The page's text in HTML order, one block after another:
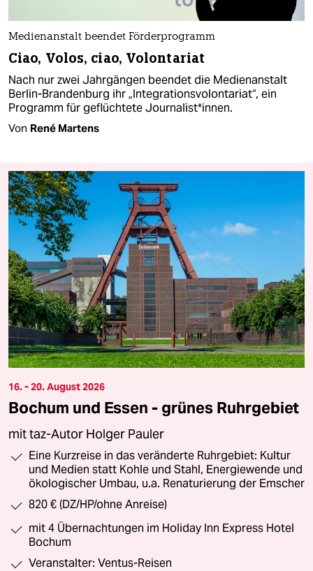
Medienanstalt beendet Förderprogramm
Ciao, Volos, ciao, Volontariat
Nach nur zwei Jahrgängen beendet die Medienanstalt
Berlin-Brandenburg ihr „Integrationsvolontariat“, ein
Programm für geflüchtete Journalist*innen.
Von René Martens
16. - 20. August 2026
Bochum und Essen - grünes Ruhrgebiet
mit taz-Autor Holger Pauler
Eine Kurzreise in das veränderte Ruhrgebiet: Kultur
und Medien statt Kohle und Stahl, Energiewende und
ökologischer Umbau, u.a. Renaturierung der Emscher
820 € (DZ/HP/ohne Anreise)
mit 4 Übernachtungen im Holiday Inn Express Hotel
Bochum
Veranstalter: Ventus-Reisen